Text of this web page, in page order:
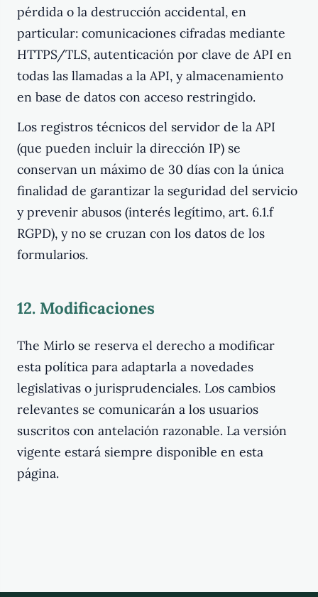
pérdida o la destrucción accidental, en
particular: comunicaciones cifradas mediante
HTTPS/TLS, autenticación por clave de API en
todas las llamadas a la API, y almacenamiento
en base de datos con acceso restringido.
Los registros técnicos del servidor de la API
(que pueden incluir la dirección IP) se
conservan un máximo de 30 días con la única
finalidad de garantizar la seguridad del servicio
y prevenir abusos (interés legítimo, art. 6.1.f
RGPD), y no se cruzan con los datos de los
formularios.
12. Modificaciones
The Mirlo se reserva el derecho a modificar
esta política para adaptarla a novedades
legislativas o jurisprudenciales. Los cambios
relevantes se comunicarán a los usuarios
suscritos con antelación razonable. La versión
vigente estará siempre disponible en esta
página.